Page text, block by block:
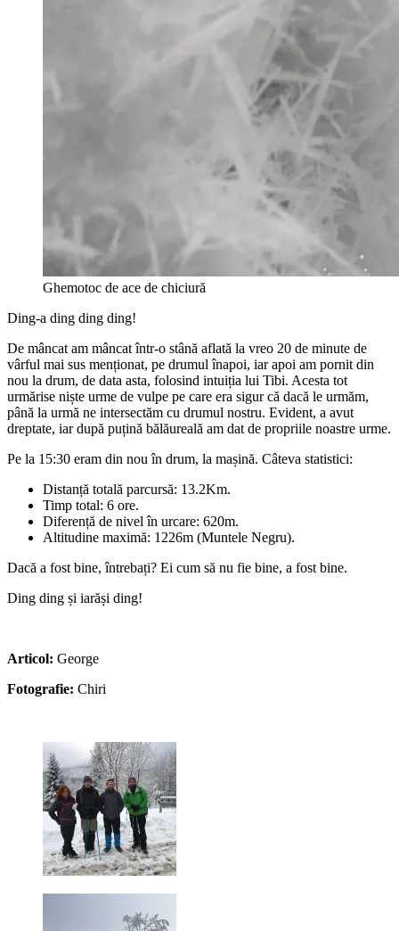
Ghemotoc de ace de chiciură
Ding-a ding ding ding!
De mâncat am mâncat într-o stână aflată la vreo 20 de minute de
vârful mai sus menționat, pe drumul înapoi, iar apoi am pornit din
nou la drum, de data asta, folosind intuiția lui Tibi. Acesta tot
urmărise niște urme de vulpe pe care era sigur că dacă le urmăm,
până la urmă ne intersectăm cu drumul nostru. Evident, a avut
dreptate, iar după puțină bălăureală am dat de propriile noastre urme.
Pe la 15:30 eram din nou în drum, la mașină. Câteva statistici:
Distanță totală parcursă: 13.2Km.
Timp total: 6 ore.
Diferență de nivel în urcare: 620m.
Altitudine maximă: 1226m (Muntele Negru).
Dacă a fost bine, întrebați? Ei cum să nu fie bine, a fost bine.
Ding ding și iarăși ding!
Articol: George
Fotografie: Chiri